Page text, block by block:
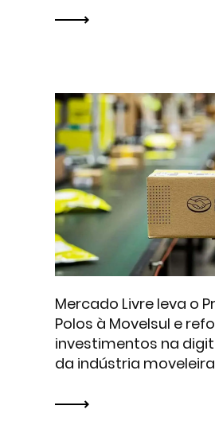
Mercado Livre leva o
Polos à Movelsul e
investimentos na
da indústria moveleira